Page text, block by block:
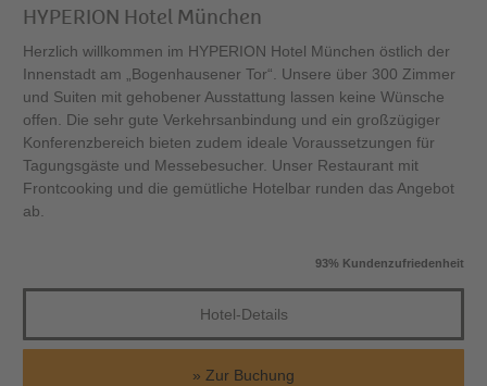
HYPERION Hotel München
Herzlich willkommen im HYPERION Hotel München östlich der
Innenstadt am „Bogenhausener Tor“. Unsere über 300 Zimmer
und Suiten mit gehobener Ausstattung lassen keine Wünsche
offen. Die sehr gute Verkehrsanbindung und ein großzügiger
Konferenzbereich bieten zudem ideale Voraussetzungen für
Tagungsgäste und Messebesucher. Unser Restaurant mit
Frontcooking und die gemütliche Hotelbar runden das Angebot
ab.
93% Kundenzufriedenheit
Hotel-Details
Zur Buchung